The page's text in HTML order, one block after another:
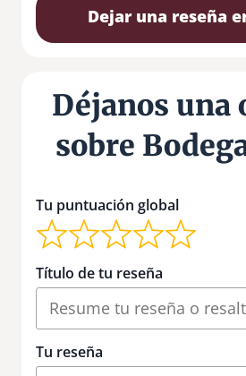
Dejar una reseña
Déjanos una
sobre
Tu puntuación global
Título de tu reseña
Tu reseña